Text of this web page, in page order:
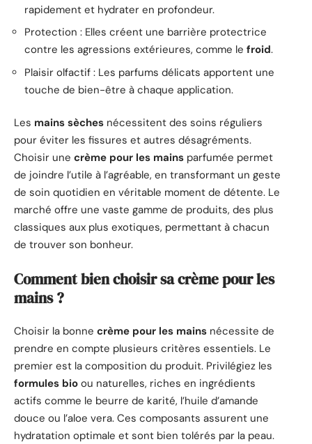
rapidement et hydrater en profondeur.
Protection : Elles créent une barrière protectrice
contre les agressions extérieures, comme le froid.
Plaisir olfactif : Les parfums délicats apportent une
touche de bien-être à chaque application.
Les mains sèches nécessitent des soins réguliers
pour éviter les fissures et autres désagréments.
Choisir une crème pour les mains parfumée permet
de joindre l’utile à l’agréable, en transformant un geste
de soin quotidien en véritable moment de détente. Le
marché offre une vaste gamme de produits, des plus
classiques aux plus exotiques, permettant à chacun
de trouver son bonheur.
Comment bien choisir sa crème pour les
mains ?
Choisir la bonne crème pour les mains nécessite de
prendre en compte plusieurs critères essentiels. Le
premier est la composition du produit. Privilégiez les
formules bio ou naturelles, riches en ingrédients
actifs comme le beurre de karité, l’huile d’amande
douce ou l’aloe vera. Ces composants assurent une
hydratation optimale et sont bien tolérés par la peau.